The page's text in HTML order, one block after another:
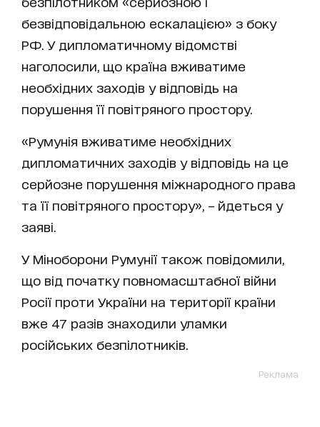
безвідповідальною ескалацією» з боку
РФ. У дипломатичному відомстві
наголосили, що країна вживатиме
необхідних заходів у відповідь на
порушення її повітряного простору.
«Румунія вживатиме необхідних
дипломатичних заходів у відповідь на це
серйозне порушення міжнародного права
та її повітряного простору», – йдеться у
заяві.
У Міноборони Румунії також повідомили,
що від початку повномасштабної війни
Росії проти України на території країни
вже 47 разів знаходили уламки
російських безпілотників.
Реклама